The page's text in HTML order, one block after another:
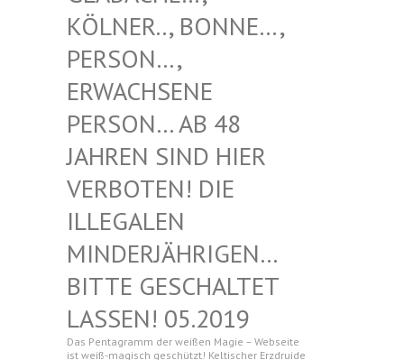
., BONNE…, PERSON…
, ERWACHS
ENE PERSON…
AB 48 JAHREN
SIND HIER VERBOTE
N! DIE ILLEGAL
EN MINDERJ
ÄHRIGEN… BITTE G
ESCHALTET LASSEN!
05.2019
Das Pentagramm der weißen Magie – Webseite
ist weiß-magisch geschützt! Keltischer Erzdruide